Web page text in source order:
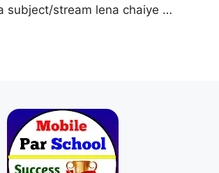
subject/stream lena chaiye …